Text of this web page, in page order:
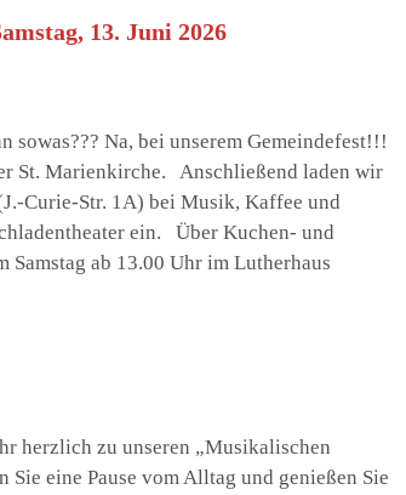
13. Juni 2026
sowas??? Na, bei unserem Gemeindefest!!!
St. Marienkirche. Anschließend laden wir
Curie-Str. 1A) bei Musik, Kaffee und
ein. Über Kuchen- und
Samstag ab 13.00 Uhr im Lutherhaus
herzlich zu unseren „Musikalischen
eine Pause vom Alltag und genießen Sie